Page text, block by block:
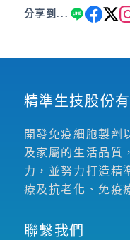
分享到...
精準生技股份
開發免疫細胞製劑
及家屬的生活品質
力，並努力打造精
療及抗老化、免疫
聯繫我們